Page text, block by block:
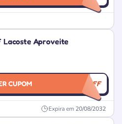
Lacoste Aproveite
CUPOM AWINOFF
Expira em 20/08/2032